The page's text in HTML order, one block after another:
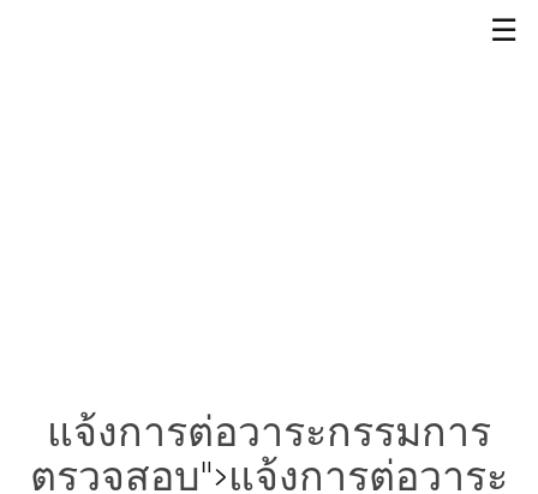
☰
แจ้งการต่อวาระกรรมการ
ตรวจสอบ">แจ้งการต่อวาระ